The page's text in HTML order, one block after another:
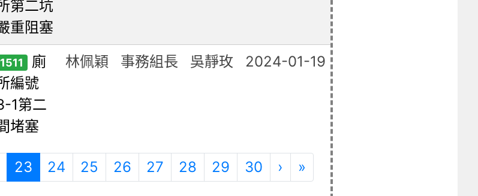
第二坑
重阻塞
1511
廁
編號
1第二
堵塞
林佩穎 事務組長 吳靜玫 2024-01-19
23 (目前頁次)
24 25 26 27 28 29 30 › 下一頁
» 最後頁